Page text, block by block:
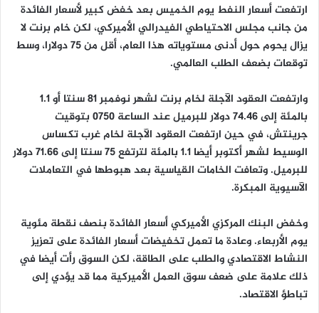
ارتفعت أسعار النفط يوم الخميس بعد خفض كبير لأسعار الفائدة
من جانب مجلس الاحتياطي الفيدرالي الأميركي، لكن خام برنت لا
يزال يحوم حول أدنى مستوياته هذا العام، أقل من 75 دولارا، وسط
توقعات بضعف الطلب العالمي.
وارتفعت العقود الآجلة لخام برنت لشهر نوفمبر 81 سنتا أو 1.1
بالمئة إلى 74.46 دولار للبرميل عند الساعة 0750 بتوقيت
جرينتش، في حين ارتفعت العقود الآجلة لخام غرب تكساس
الوسيط لشهر أكتوبر أيضا 1.1 بالمئة لترتفع 75 سنتا إلى 71.66 دولار
للبرميل. وتعافت الخامات القياسية بعد هبوطها في التعاملات
الآسيوية المبكرة.
وخفض البنك المركزي الأميركي أسعار الفائدة بنصف نقطة مئوية
يوم الأربعاء. وعادة ما تعمل تخفيضات أسعار الفائدة على تعزيز
النشاط الاقتصادي والطلب على الطاقة، لكن السوق رأت أيضا في
ذلك علامة على ضعف سوق العمل الأميركية مما قد يؤدي إلى
تباطؤ الاقتصاد.